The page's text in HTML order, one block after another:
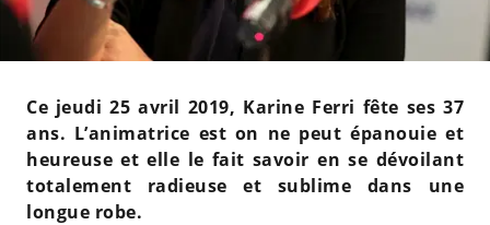
Ce jeudi 25 avril 2019, Karine Ferri fête ses 37
ans. L’animatrice est on ne peut épanouie et
heureuse et elle le fait savoir en se dévoilant
totalement radieuse et sublime dans une
longue robe.